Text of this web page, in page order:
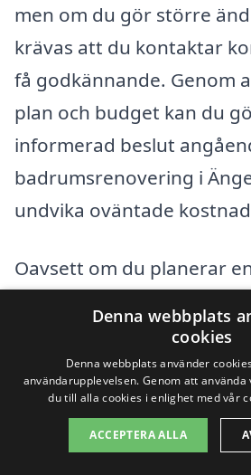
men om du gör större
krävas att du kontaktar
få godkännande. Genom
plan och budget kan du
informerad beslut
badrumsrenovering i
undvika oväntade
Oavsett om du planerar
renovering av ditt
viktigt att hitta rätt
samarbeta med. På
pris.se kan du enkelt få
Denna webbplats
cookies
Denna webbplats använder
användarupplevelsen. Genom att
du till alla cookies i enlighet med vår
ACCEPTERA ALLA